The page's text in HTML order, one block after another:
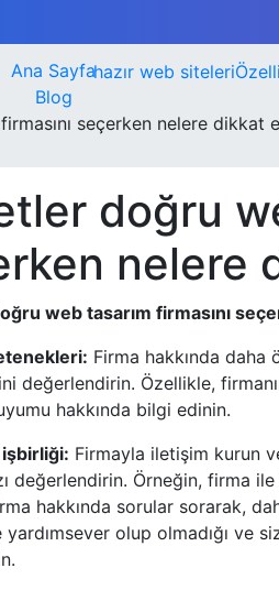
hazır web siteleri
Ana Sayfa
Blog
seçerken nelere dikkat
doğru
nelere
web tasarım firmasını
Firma hakkında daha
değerlendirin. Özellikle,
hakkında bilgi edinin.
Firmayla iletişim kurun
değerlendirin. Örneğin,
hakkında sorular sorarak,
yardımsever olup olmadığı ve